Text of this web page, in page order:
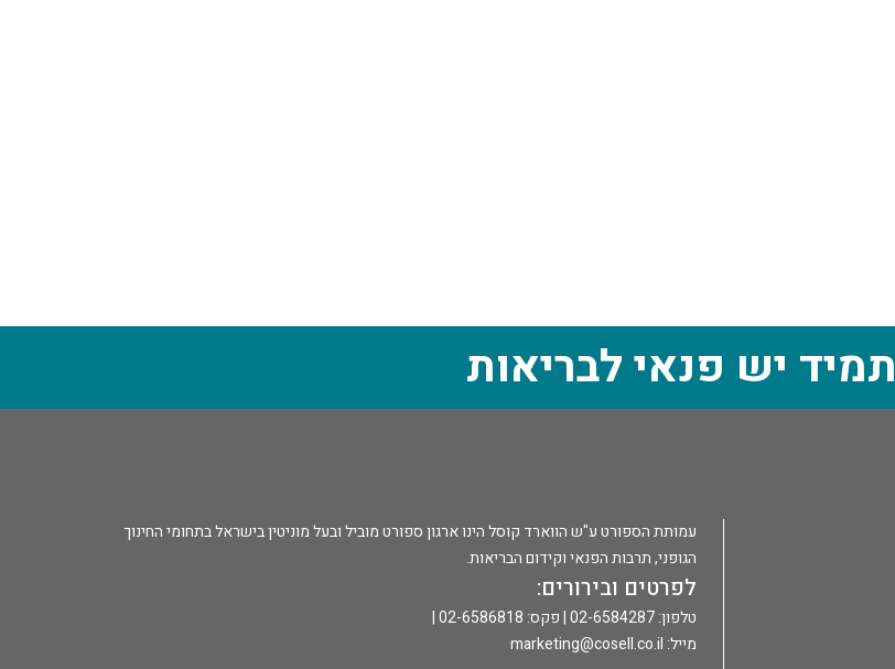
תמיד יש פנאי לבריאות
עמותת הספורט ע"ש הווארד קוסל הינו ארגון ספורט מוביל ובעל מוניטין בישראל בתחומי החינוך
הגופני, תרבות הפנאי וקידום הבריאות.
לפרטים ובירורים:
טלפון: 02-6584287 | פקס: 02-6586818 |
מייל: marketing@cosell.co.il